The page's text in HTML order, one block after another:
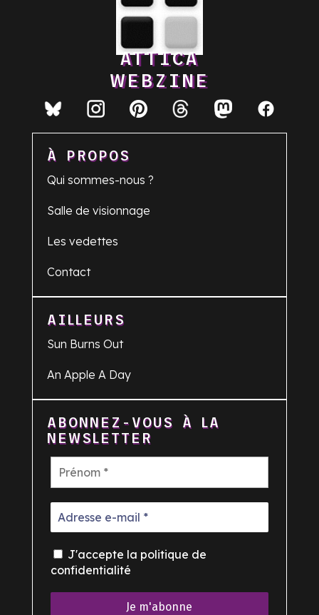
ATTICA
WEBZINE
À PROPOS
Qui sommes-nous ?
Salle de visionnage
Les vedettes
Contact
AILLEURS
Sun Burns Out
An Apple A Day
ABONNEZ-VOUS À LA
NEWSLETTER
J'accepte la politique de
confidentialité